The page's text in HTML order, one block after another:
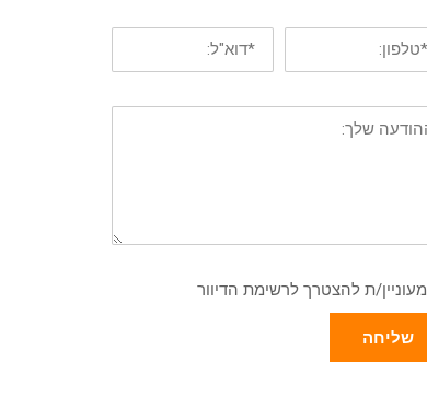
מעוניין/ת להצטרך לרשימת הדיוור
שליחה